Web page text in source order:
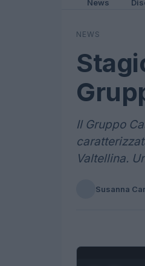
News
NEWS
Il Gruppo
Valtellina.
Susanna